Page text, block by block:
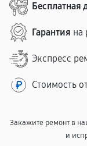
Бесплатная
Гарантия на
Экспресс
Стоимость
Закажите ремонт в
и